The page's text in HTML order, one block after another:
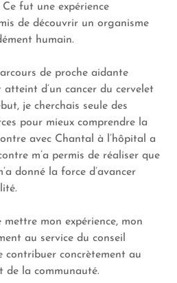
fut une expérience
de découvrir un organisme
humain.
de proche aidante
d’un cancer du cervelet
je cherchais seule des
pour mieux comprendre la
avec Chantal à l’hôpital a
m’a permis de réaliser que
donné la force d’avancer
mettre mon expérience, mon
au service du conseil
contribuer concrètement au
de la communauté.